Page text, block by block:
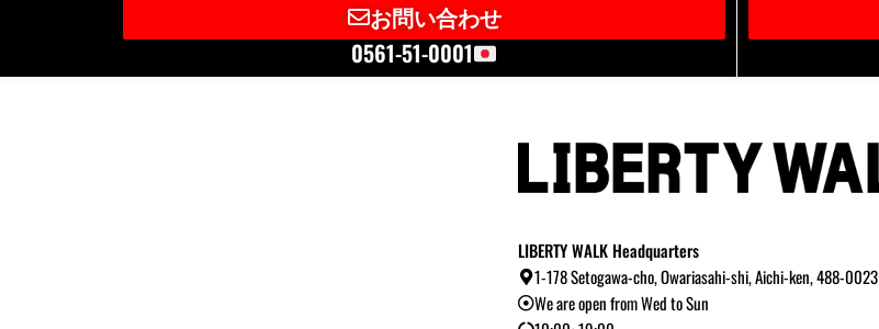
お問い合わせ
0561-51-0001
LIBERTY WALK Headquarters
1-178 Setogawa-cho, Owariasahi-shi, Aichi-ken, 488-0023
We are open from Wed to Sun